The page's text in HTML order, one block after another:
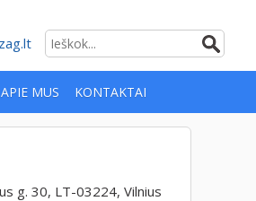
APIE MUS KONTAKTAI
g. 30, LT-03224, Vilnius